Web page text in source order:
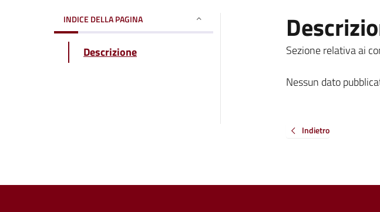
INDICE DELLA PAGINA
Descrizione
Sezione relativa ai
Nessun dato
Indietro